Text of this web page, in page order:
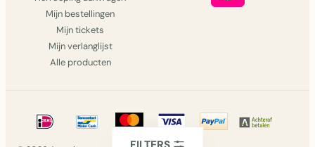
Mijn bestellingen
Mijn tickets
Mijn verlanglijst
Alle producten